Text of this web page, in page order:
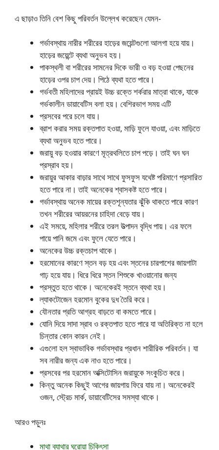
এ ছাড়াও তিনি বেশ কিছু পরিবর্তন উল্লেখ করেছেন যেমন-
গর্ভাবস্থায় নারীর শরীরের হাড়ের জয়েন্টগুলো আলগা হয়ে যায়।
হাড়ের জয়েন্টে ব্যথা অনুভব হয়।
পাকস্থলী বা শরীরের সামনের দিকে ভারী ও বড় হওয়া পেছনের
হাড়ের ওপর চাপ দেয়। পিঠে ব্যথা হতে পারে।
গর্ভবতী মহিলাদের প্রায়ই উচ্চ রক্তে শর্করার মাত্রা থাকে, যাকে
গর্ভকালীন ডায়াবেটিস বলা হয়। বেশিরভাগ সময় এটি
প্রসবের পরে চলে যায়।
ব্রাশ করার সময় রক্তপাত হওয়া, মাড়ি ফুলে যাওয়া, এবং মাড়িতে
ব্যথা অনুভব হতে পারে।
জরায়ু বড় হওয়ার কারণে মূত্রথলিতে চাপ পড়ে। তাই ঘন ঘন
প্রস্রাব হয়।
জরায়ুর আকার বাড়ার সাথে সাথে ফুসফুস যথেষ্ট পরিমাণে প্রসারিত
হতে পারে না। তাই অনেকের শ্বাসকষ্ট হতে পারে।
গর্ভাবস্থায় অনেক মায়ের রক্তশূন্যতার ঝুঁকি থাকতে পারে কারণ
তখন শরীরের আয়রনের চাহিদা বেড়ে যায়।
এই সময়ে, মহিলার শরীরে তরল উত্পাদন বৃদ্ধি পায়। এর ফলে
পায়ে পানি জমে এবং ফুলে যেতে পারে।
অনেকের উচ্চ রক্তচাপ থাকে।
হরমোনের কারণে স্তন বড় হয় এবং স্তনের চারপাশের জায়গাটা
গাঢ় হয়ে যায়। ধিরে ধিরে স্তন শিশুকে খাওয়ানোর জন্য
প্রস্তুত হতে থাকে। অনেকেরই স্তনে ব্যথা হয়।
ল্যাকটোজেন হরমোন বুকের দুধ তৈরি করে।
যৌনতার প্রতি আগ্রহ বাড়তে বা কমতে পারে।
যোনি দিয়ে সাদা স্রাব ও রক্তপাত হতে পারে যা অতিরিক্ত না হলে
চিন্তার কোন কারন নেই।
এগুলো হল স্বাভাবিক গর্ভাবস্থার প্রধান শারীরিক পরিবর্তন। যা
সব নারীর জন্য এক নাও হতে পারে।
প্রসবের পর হরমোন অক্সিটোসিন জরায়ুকে সংকুচিত করে।
কিন্তু অনেক কিছুই আগের জায়গায় ফিরে যায় না। অনেকেরই
ওজন, স্ট্রেচ মার্ক, ডায়াবেটিসের সমস্যা থাকে।
আরও পড়ুনঃ
মাথা ব্যাথার ঘরোয়া চিকিৎসা